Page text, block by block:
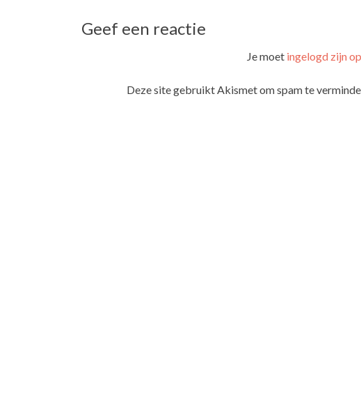
Geef een reactie
Je moet ingelogd zijn op
Deze site gebruikt Akismet om spam te